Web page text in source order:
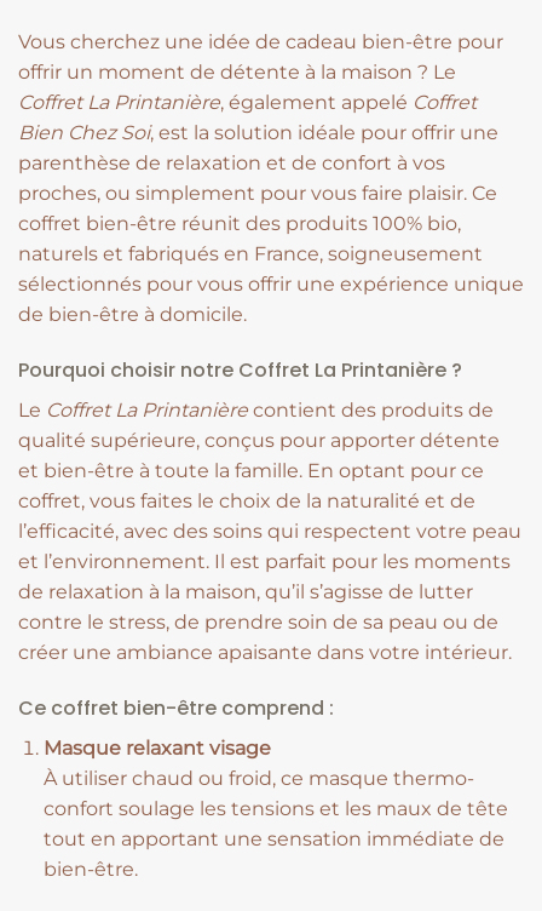
Vous cherchez une idée de cadeau bien-être pour
offrir un moment de détente à la maison ? Le
Coffret La Printanière, également appelé Coffret
Bien Chez Soi, est la solution idéale pour offrir une
parenthèse de relaxation et de confort à vos
proches, ou simplement pour vous faire plaisir. Ce
coffret bien-être réunit des produits 100% bio,
naturels et fabriqués en France, soigneusement
sélectionnés pour vous offrir une expérience unique
de bien-être à domicile.
Pourquoi choisir notre Coffret La Printanière ?
Le Coffret La Printanière contient des produits de
qualité supérieure, conçus pour apporter détente
et bien-être à toute la famille. En optant pour ce
coffret, vous faites le choix de la naturalité et de
l’efficacité, avec des soins qui respectent votre peau
et l’environnement. Il est parfait pour les moments
de relaxation à la maison, qu’il s’agisse de lutter
contre le stress, de prendre soin de sa peau ou de
créer une ambiance apaisante dans votre intérieur.
Ce coffret bien-être comprend :
Masque relaxant visage
À utiliser chaud ou froid, ce masque thermo-
confort soulage les tensions et les maux de tête
tout en apportant une sensation immédiate de
bien-être.